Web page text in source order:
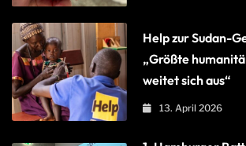
Help zur Sudan-
„Größte
weitet sich aus“
13. April 2026